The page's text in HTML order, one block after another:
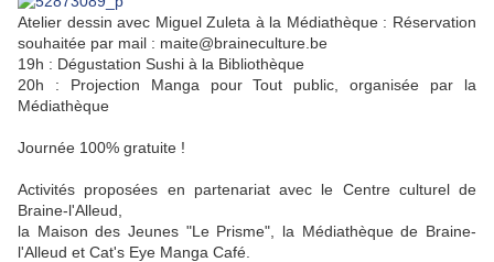
Atelier dessin avec Miguel Zuleta à la Médiathèque : Réservation
souhaitée par mail : maite@braineculture.be
19h : Dégustation Sushi à la Bibliothèque
20h : Projection Manga pour Tout public, organisée par la
Médiathèque
Journée 100% gratuite !
Activités proposées en partenariat avec le Centre culturel de
Braine-l'Alleud,
la Maison des Jeunes "Le Prisme", la Médiathèque de Braine-
l'Alleud et Cat's Eye Manga Café.